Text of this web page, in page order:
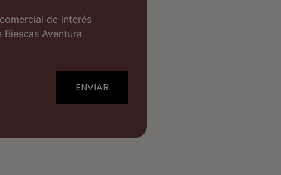
de interés
Aventura
ENVIAR